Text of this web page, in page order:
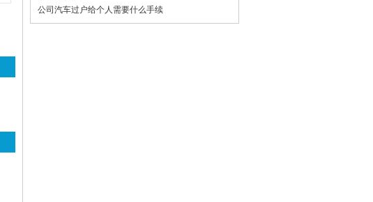
公司汽车过户给个人需要什么手续